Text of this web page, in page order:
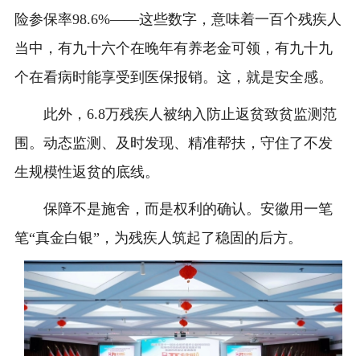
险参保率98.6%——这些数字，意味着一百个残疾人
当中，有九十六个在晚年有养老金可领，有九十九
个在看病时能享受到医保报销。这，就是安全感。
此外，6.8万残疾人被纳入防止返贫致贫监测范
围。动态监测、及时发现、精准帮扶，守住了不发
生规模性返贫的底线。
保障不是施舍，而是权利的确认。安徽用一笔
笔“真金白银”，为残疾人筑起了稳固的后方。